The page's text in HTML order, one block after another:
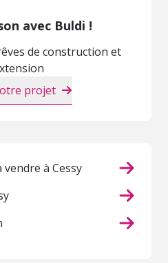
avec Buldi !
de construction et
projet
à Cessy